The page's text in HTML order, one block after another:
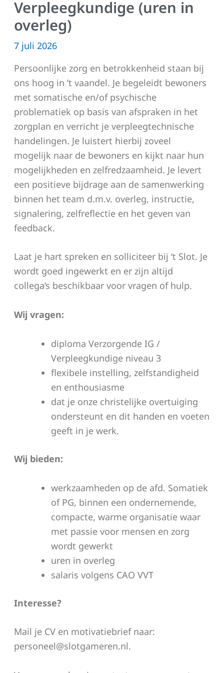
Verpleegkundige (uren in
overleg)
7 juli 2026
Persoonlijke zorg en betrokkenheid staan bij
ons hoog in ’t vaandel. Je begeleidt bewoners
met somatische en/of psychische
problematiek op basis van afspraken in het
zorgplan en verricht je verpleegtechnische
handelingen. Je luistert hierbij zoveel
mogelijk naar de bewoners en kijkt naar hun
mogelijkheden en zelfredzaamheid. Je levert
een positieve bijdrage aan de samenwerking
binnen het team d.m.v. overleg, instructie,
signalering, zelfreflectie en het geven van
feedback.
Laat je hart spreken en solliciteer bij ‘t Slot. Je
wordt goed ingewerkt en er zijn altijd
collega’s beschikbaar voor vragen of hulp.
Wij vragen:
diploma Verzorgende IG /
Verpleegkundige niveau 3
flexibele instelling, zelfstandigheid
en enthousiasme
dat je onze christelijke overtuiging
ondersteunt en dit handen en voeten
geeft in je werk.
Wij bieden:
werkzaamheden op de afd. Somatiek
of PG, binnen een ondernemende,
compacte, warme organisatie waar
met passie voor mensen en zorg
wordt gewerkt
uren in overleg
salaris volgens CAO VVT
Interesse?
Mail je CV en motivatiebrief naar:
personeel@slotgameren.nl.